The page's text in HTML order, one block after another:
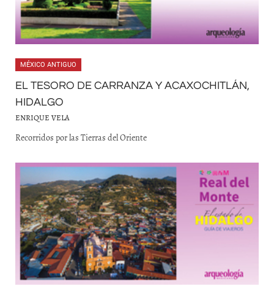
MÉXICO ANTIGUO
EL TESORO DE CARRANZA Y ACAXOCHITLÁN,
HIDALGO
ENRIQUE VELA
Recorridos por las Tierras del Oriente